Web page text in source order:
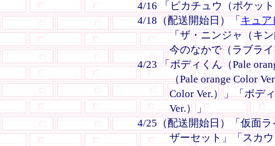
4/16 「ピカチュウ（ポケッ
4/18（配送開始日）「キュア
「ザ・ニンジャ（キ
今のなかで（ラブラ
4/23 「ボディくん（Pale
（Pale orange Color
Color Ver.）」「ボデ
Ver.）」
4/25（配送開始日）「仮面
ザーセット」「スカ